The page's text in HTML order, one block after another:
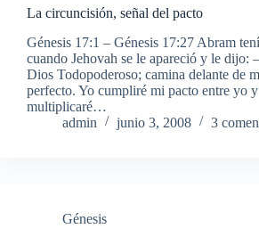
La circuncisión, señal del pacto
Génesis 17:1 – Génesis 17:27 Abram
cuando Jehovah se le apareció y le dijo:
Dios Todopoderoso; camina delante de
perfecto. Yo cumpliré mi pacto entre yo
multiplicaré…
admin
junio 3, 2008 3
Génesis